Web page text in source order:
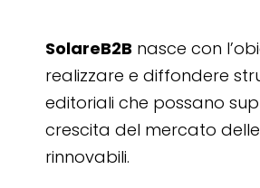
SolareB2B nasce con
realizzare e diffondere
editoriali che possano
crescita del mercato
rinnovabili.